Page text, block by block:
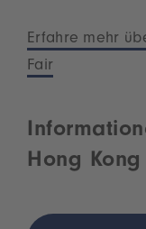
Erfahre mehr
Fair
Hong